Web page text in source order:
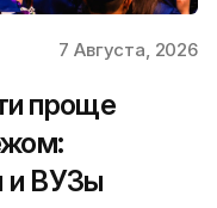
7 Августа, 2026
проще
и ВУЗы